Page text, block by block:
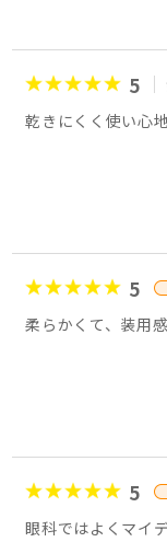
5
乾きにくく使い心
5
柔らかくて、装用
5
眼科ではよくマイ